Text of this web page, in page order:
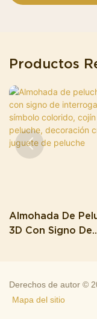
Productos
Almohada De
3D Con Signo De
Creativa, Juguete
Peluche
Derechos de autor ©
Mapa del sitio